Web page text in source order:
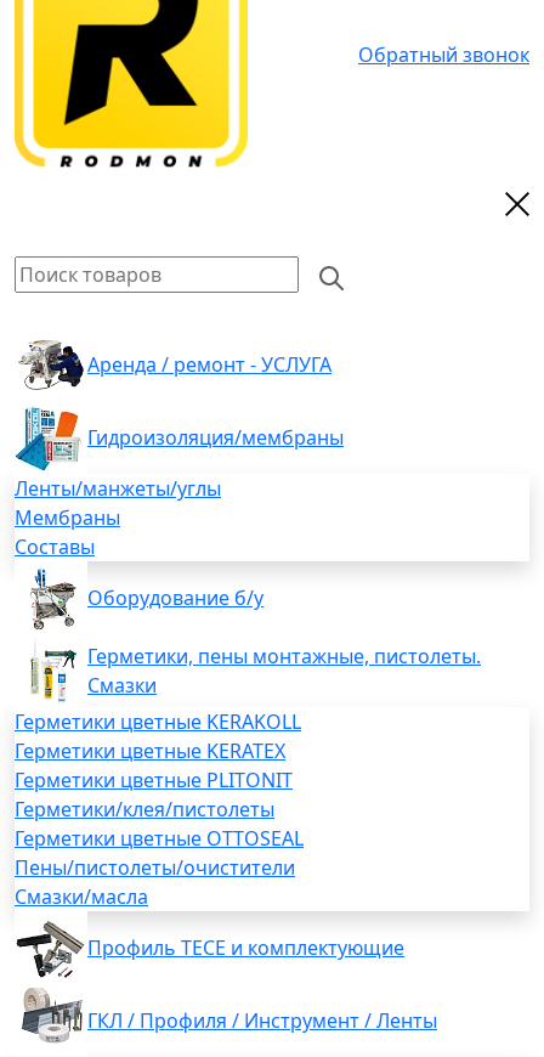
Обратный звонок
Аренда / ремонт - УСЛУГА
Гидроизоляция/мембраны
Ленты/манжеты/углы
Мембраны
Составы
Оборудование б/у
Герметики, пены монтажные, пистолеты.
Смазки
Герметики цветные KERAKOLL
Герметики цветные KERATEX
Герметики цветные PLITONIT
Герметики/клея/пистолеты
Герметики цветные OTTOSEAL
Пены/пистолеты/очистители
Смазки/масла
Профиль TECE и комплектующие
ГКЛ / Профиля / Инструмент / Ленты